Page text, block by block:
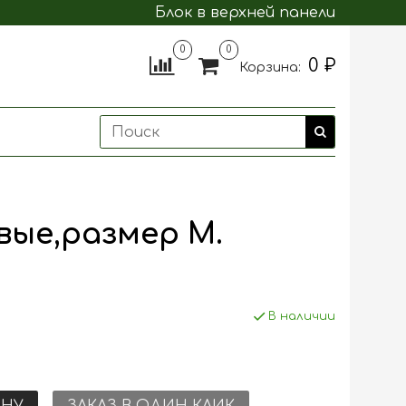
Блок в верхней панели
0 0
Корзина: 0 ₽
М.
В наличии